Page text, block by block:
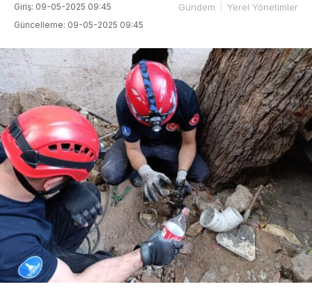
Giriş: 09-05-2025 09:45
Güncelleme: 09-05-2025 09:45
Gündem Yerel Yönetimler